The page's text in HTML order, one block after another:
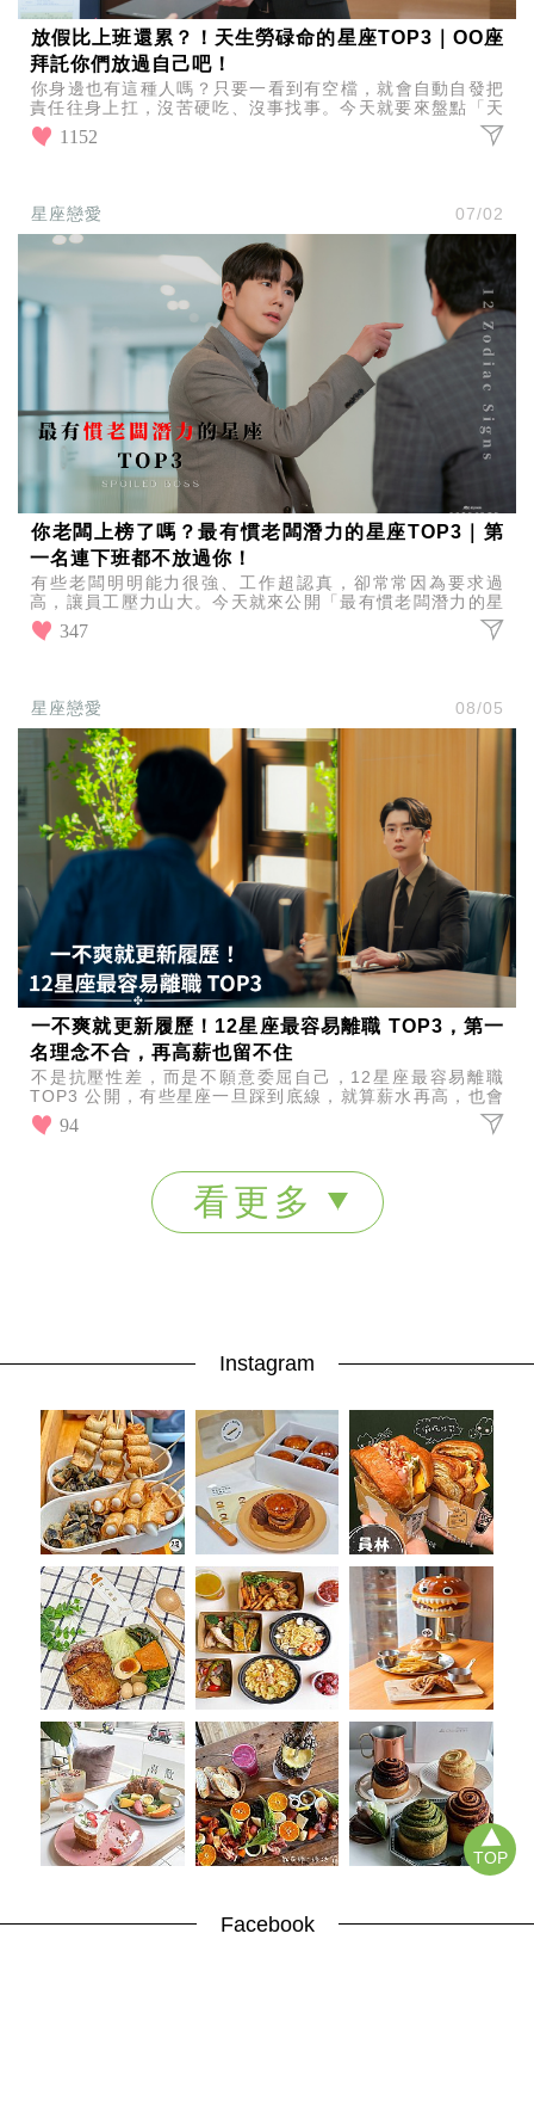
TOP
放假比上班還累？！天生勞碌命的星座TOP3｜OO座
拜託你們放過自己吧！
你身邊也有這種人嗎？只要一看到有空檔，就會自動自發把
責任往身上扛，沒苦硬吃、沒事找事。今天就要來盤點「天
生勞碌命的星座TOP3」，快來看看你或你的朋友有沒有上
榜
1152
星座戀愛 07/02
你老闆上榜了嗎？最有慣老闆潛力的星座TOP3｜第
一名連下班都不放過你！
有些老闆明明能力很強、工作超認真，卻常常因為要求過
高，讓員工壓力山大。今天就來公開「最有慣老闆潛力的星
座TOP3」，看看哪些星座最容易不小心走上慣老闆之路！
347
星座戀愛 08/05
一不爽就更新履歷！12星座最容易離職 TOP3，第一
名理念不合，再高薪也留不住
不是抗壓性差，而是不願意委屈自己，12星座最容易離職
TOP3 公開，有些星座一旦踩到底線，就算薪水再高，也會
毫不猶豫更新履歷。
94
看更多
Instagram
Facebook